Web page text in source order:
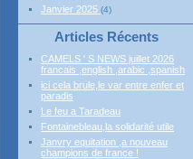
Janvier 2025 (4)
Articles Récents
CAMELS ' S NEWS juillet 2026
francais ,english ,arabic ,spanish
ici cela brule,le var entre enfer et
paradis
Le feu a Taradeau
Fontainebleau,la solidarité utile
Janvry equitation ,a nouveau
champions de france !